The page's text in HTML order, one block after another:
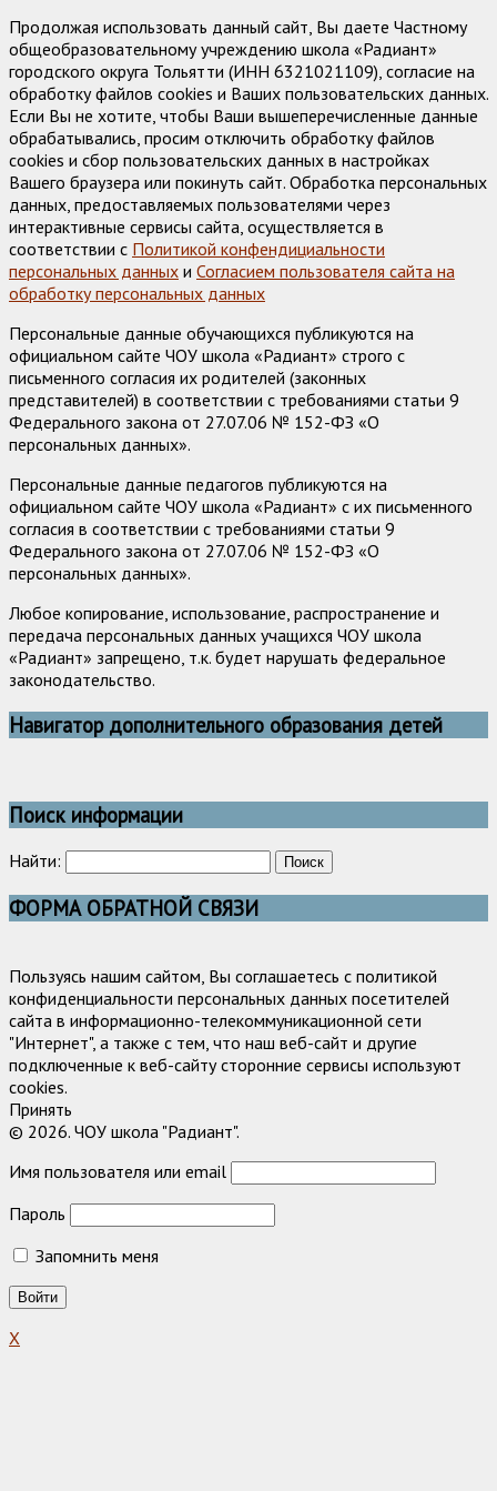
Продолжая использовать данный сайт, Вы даете Частному
общеобразовательному учреждению школа «Радиант»
городского округа Тольятти (ИНН 6321021109), согласие на
обработку файлов cookies и Ваших пользовательских данных.
Если Вы не хотите, чтобы Ваши вышеперечисленные данные
обрабатывались, просим отключить обработку файлов
cookies и сбор пользовательских данных в настройках
Вашего браузера или покинуть сайт. Обработка персональных
данных, предоставляемых пользователями через
интерактивные сервисы сайта, осуществляется в
соответствии с Политикой конфендициальности
персональных данных и Согласием пользователя сайта на
обработку персональных данных
Персональные данные обучающихся публикуются на
официальном сайте ЧОУ школа «Радиант» строго с
письменного согласия их родителей (законных
представителей) в соответствии с требованиями статьи 9
Федерального закона от 27.07.06 № 152-ФЗ «О
персональных данных».
Персональные данные педагогов публикуются на
официальном сайте ЧОУ школа «Радиант» с их письменного
согласия в соответствии с требованиями статьи 9
Федерального закона от 27.07.06 № 152-ФЗ «О
персональных данных».
Любое копирование, использование, распространение и
передача персональных данных учащихся ЧОУ школа
«Радиант» запрещено, т.к. будет нарушать федеральное
законодательство.
Навигатор дополнительного образования детей
Поиск информации
Найти:
ФОРМА ОБРАТНОЙ СВЯЗИ
Пользуясь нашим сайтом, Вы соглашаетесь с политикой
конфиденциальности персональных данных посетителей
сайта в информационно-телекоммуникационной сети
"Интернет", а также с тем, что наш веб-сайт и другие
подключенные к веб-сайту сторонние сервисы используют
cookies.
Принять
© 2026. ЧОУ школа "Радиант".
Имя пользователя или email
Пароль
Запомнить меня
X